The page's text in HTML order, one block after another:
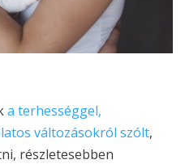
a terhességgel,
változásokról szólt,
részletesebben